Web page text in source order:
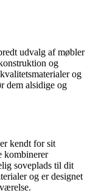
udvalg af møbler
og
og
dem alsidige og
kendt for sit
kombinerer
soveplads til dit
og er designet